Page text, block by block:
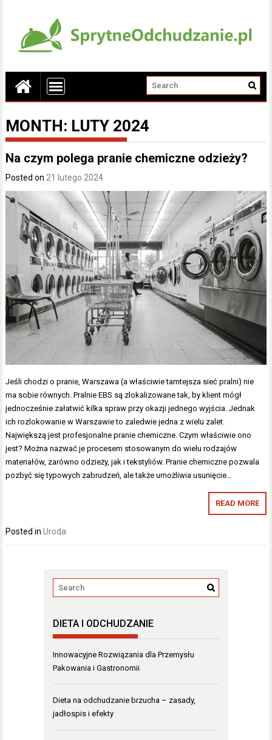
MONTH: LUTY 2024
Na czym polega pranie chemiczne odzieży?
Posted on 21 lutego 2024
Jeśli chodzi o pranie, Warszawa (a właściwie tamtejsza sieć pralni) nie
ma sobie równych. Pralnie EBS są zlokalizowane tak, by klient mógł
jednocześnie załatwić kilka spraw przy okazji jednego wyjścia. Jednak
ich rozlokowanie w Warszawie to zaledwie jedna z wielu zalet.
Największą jest profesjonalne pranie chemiczne. Czym właściwie ono
jest? Można nazwać je procesem stosowanym do wielu rodzajów
materiałów, zarówno odzieży, jak i tekstyliów. Pranie chemiczne pozwala
pozbyć się typowych zabrudzeń, ale także umożliwia usunięcie…
READ MORE
Posted inUroda
DIETA I ODCHUDZANIE
Innowacyjne Rozwiązania dla Przemysłu
Pakowania i Gastronomii
Dieta na odchudzanie brzucha – zasady,
jadłospis i efekty